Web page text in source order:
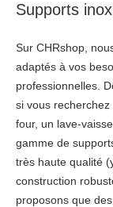
Supports inox
Sur CHRshop,
adaptés à vos
professionnelles.
si vous
four, un lave-
gamme de
très haute qualité
construction
proposons que